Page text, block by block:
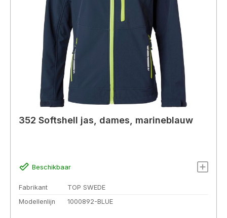
352 Softshell jas, dames, marineblauw
Beschikbaar
Fabrikant
TOP SWEDE
Modellenlijn
1000892-BLUE